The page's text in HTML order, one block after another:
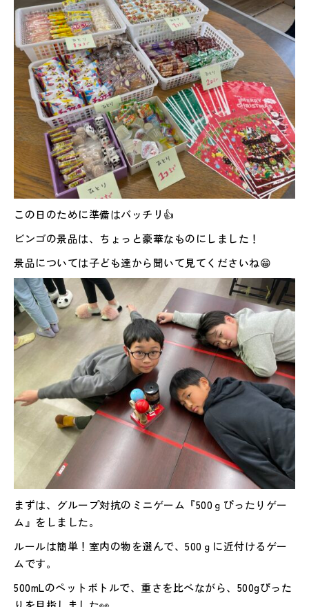
この日のために準備はバッチリ👍
ビンゴの景品は、ちょっと豪華なものにしました！
景品については子ども達から聞いて見てくださいね😁
まずは、グループ対抗のミニゲーム『500ｇぴったりゲー
ム』をしました。
ルールは簡単！室内の物を選んで、500ｇに近付けるゲー
ムです。
500mLのペットボトルで、重さを比べながら、500gぴった